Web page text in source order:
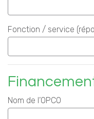
Fonction / service
Nom de l’OPCO